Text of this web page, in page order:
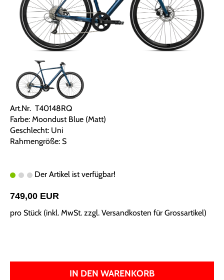
Art.Nr. T40148RQ
Farbe: Moondust Blue (Matt)
Geschlecht: Uni
Rahmengröße: S
Der Artikel ist verfügbar!
749,00 EUR
pro Stück (inkl. MwSt. zzgl. Versandkosten für Grossartikel)
IN DEN WARENKORB